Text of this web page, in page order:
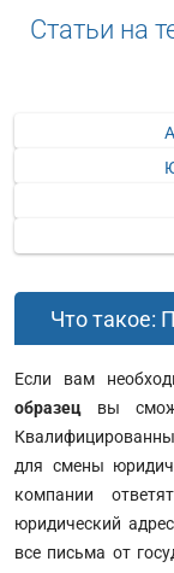
Статьи на
Что такое:
Если вам
образец вы
для смены
компании
юридический
все письма от